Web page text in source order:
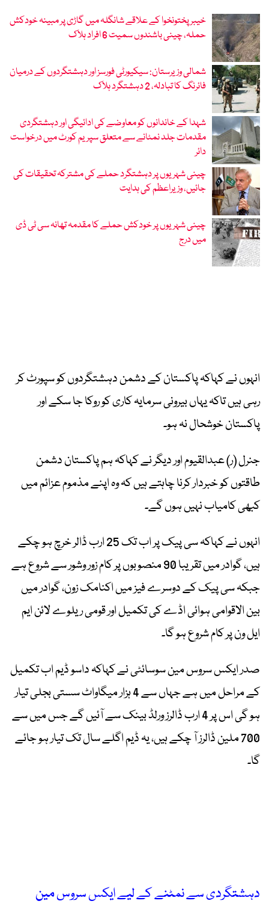
خیبرپختونخوا کے علاقے شانگلہ میں گاڑی پر مبینہ خودکش
حملہ، چینی باشندوں سمیت 6 افراد ہلاک
شمالی وزیرستان: سیکیورٹی فورسز اور دہشتگردوں کے درمیان
فائرنگ کا تبادلہ، 2 دہشتگرد ہلاک
شہدا کے خاندانوں کو معاوضے کی ادائیگی اور دہشتگردی
مقدمات جلد نمٹانے سے متعلق سپریم کورٹ میں درخواست
دائر
چینی شہریوں پر دہشتگرد حملے کی مشترکہ تحقیقات کی
جائیں، وزیراعظم کی ہدایت
چینی شہریوں پر خودکش حملے کا مقدمہ تھانہ سی ٹی ڈی
میں درج
انہوں نے کہاکہ پاکستان کے دشمن دہشتگردوں کو سپورٹ کر
رہی ہیں تاکہ یہاں بیرونی سرمایہ کاری کو روکا جا سکے اور
پاکستان خوشحال نہ ہو۔
جنرل (ر) عبدالقیوم اور دیگر نے کہاکہ ہم پاکستان دشمن
طاقتوں کو خبردار کرنا چاہتے ہیں کہ وہ اپنے مذموم عزائم میں
کبھی کامیاب نہیں ہوں گے۔
انہوں نے کہاکہ سی پیک پر اب تک 25 ارب ڈالر خرچ ہو چکے
ہیں، گوادر میں تقریبا 90 منصوبوں پر کام زور وشور سے شروع ہے
جبکہ سی پیک کے دوسرے فیز میں اکنامک زون، گوادر میں
بین الاقوامی ہوائی اڈے کی تکمیل اور قومی ریلوے لائن ایم
ایل ون پر کام شروع ہو گا۔
صدر ایکس سروس مین سوسائٹی نے کہاکہ داسو ڈیم اب تکمیل
کے مراحل میں ہے جہاں سے 4 ہزار میگاواٹ سستی بجلی تیار
ہو گی اس پر 4 ارب ڈالرز ورلڈ بینک سے آئیں گے جس میں سے
700 ملین ڈالرز آ چکے ہیں، یہ ڈیم اگلے سال تک تیار ہو جائے
گا۔
دہشتگردی سے نمٹنے کے لیے ایکس سروس مین